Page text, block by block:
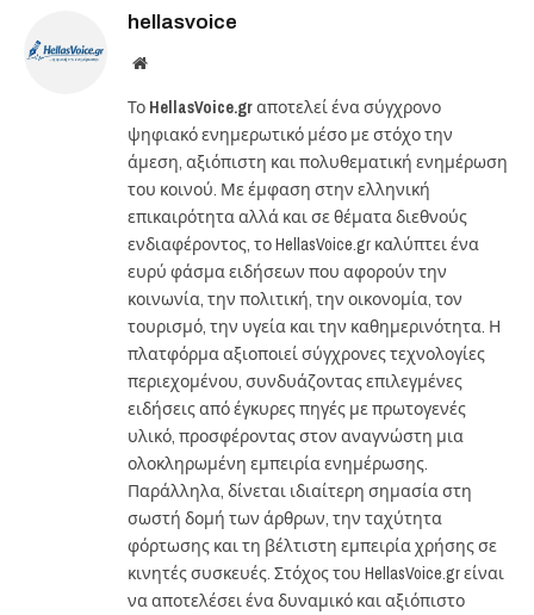
hellasvoice
Website
Το HellasVoice.grαποτελεί ένα σύγχρονο
ψηφιακό ενημερωτικό μέσο με στόχο την
άμεση, αξιόπιστη και πολυθεματική ενημέρωση
του κοινού. Με έμφαση στην ελληνική
επικαιρότητα αλλά και σε θέματα διεθνούς
ενδιαφέροντος, το HellasVoice.gr καλύπτει ένα
ευρύ φάσμα ειδήσεων που αφορούν την
κοινωνία, την πολιτική, την οικονομία, τον
τουρισμό, την υγεία και την καθημερινότητα. Η
πλατφόρμα αξιοποιεί σύγχρονες τεχνολογίες
περιεχομένου, συνδυάζοντας επιλεγμένες
ειδήσεις από έγκυρες πηγές με πρωτογενές
υλικό, προσφέροντας στον αναγνώστη μια
ολοκληρωμένη εμπειρία ενημέρωσης.
Παράλληλα, δίνεται ιδιαίτερη σημασία στη
σωστή δομή των άρθρων, την ταχύτητα
φόρτωσης και τη βέλτιστη εμπειρία χρήσης σε
κινητές συσκευές. Στόχος του HellasVoice.gr είναι
να αποτελέσει ένα δυναμικό και αξιόπιστο